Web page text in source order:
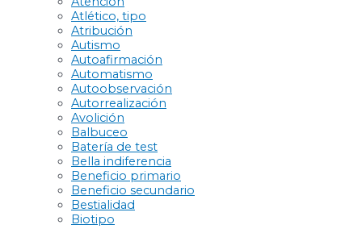
Atlético, tipo
Atribución
Autismo
Autoafirmación
Automatismo
Autoobservación
Autorrealización
Avolición
Balbuceo
Batería de test
Bella indiferencia
Beneficio primario
Beneficio secundario
Bestialidad
Biotipo